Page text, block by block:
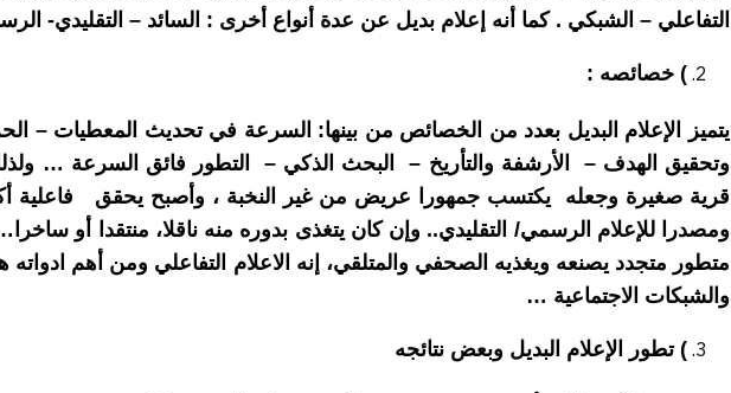
التفاعلي – الشبكي . كما أنه إعلام بديل عن عدة أنواع أخرى : السائد – التقليدي-
) خصائصه :
يتميز الإعلام البديل بعدد من الخصائص من بينها: السرعة في تحديث المعطيات –
وتحقيق الهدف – الأرشفة والتأريخ – البحث الذكي – التطور فائق السرعة …
قرية صغيرة وجعله يكتسب جمهورا عريض من غير النخبة ، وأصبح يحقق فاعلية
ومصدرا للإعلام الرسمي/ التقليدي.. وإن كان يتغذى بدوره منه ناقلا، منتقدا أو
متطور متجدد يصنعه ويغذيه الصحفي والمتلقي، إنه الاعلام التفاعلي ومن أهم ادواته
والشبكات الاجتماعية …
) تطور الإعلام البديل وبعض نتائجه